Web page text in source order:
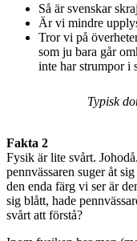
Så är svenskar
Är vi mindre
Tror vi på
som ju bara går
inte har strumpor i
Typisk
Fakta 2
Fysik är lite svårt.
pennvässaren suger åt
den enda färg vi ser är
sig blått, hade
svårt att förstå?